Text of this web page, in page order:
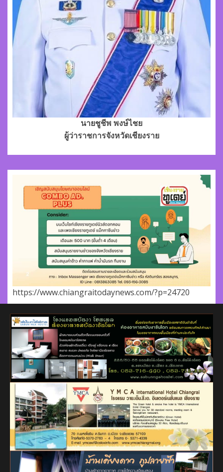
นายชูชีพ พงษ์ไชย
ผู้ว่าราชการจังหวัดเชียงราย
https://www.chiangraitodaynews.com/?p=24720